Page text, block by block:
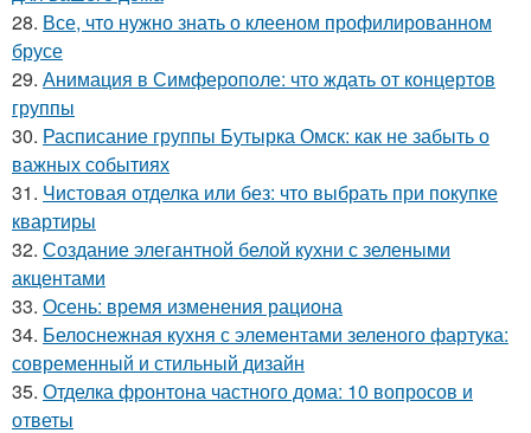
28. Все, что нужно знать о клееном профилированном
брусе
29. Анимация в Симферополе: что ждать от концертов
группы
30. Расписание группы Бутырка Омск: как не забыть о
важных событиях
31. Чистовая отделка или без: что выбрать при покупке
квартиры
32. Создание элегантной белой кухни с зелеными
акцентами
33. Осень: время изменения рациона
34. Белоснежная кухня с элементами зеленого фартука:
современный и стильный дизайн
35. Отделка фронтона частного дома: 10 вопросов и
ответы